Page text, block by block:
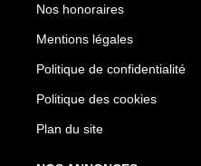
Nos honoraires
Mentions légales
Politique de confidentialité
Politique des cookies
Plan du site